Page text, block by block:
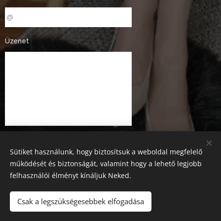
Üzenet
Sütiket használunk, hogy biztosítsuk a weboldal megfelelő
működését és biztonságát, valamint hogy a lehető legjobb
felhasználói élményt kínáljuk Neked.
Csak a legszükségesebbek elfogadása